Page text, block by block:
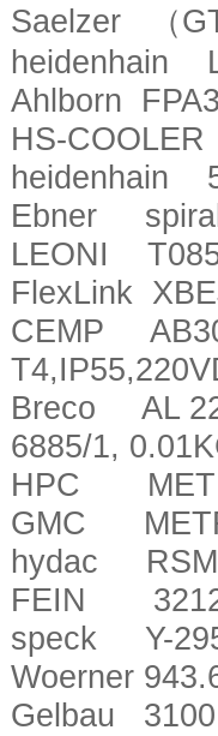
Saelzer
（
heidenhain
Ahlborn
HS-
heidenhain
Ebner
LEONI
FlexLink
CEMP AB30
Breco AL
6885/1,
HPC
GMC
hydac
FEIN
speck Y-
Woerner
Gelbau